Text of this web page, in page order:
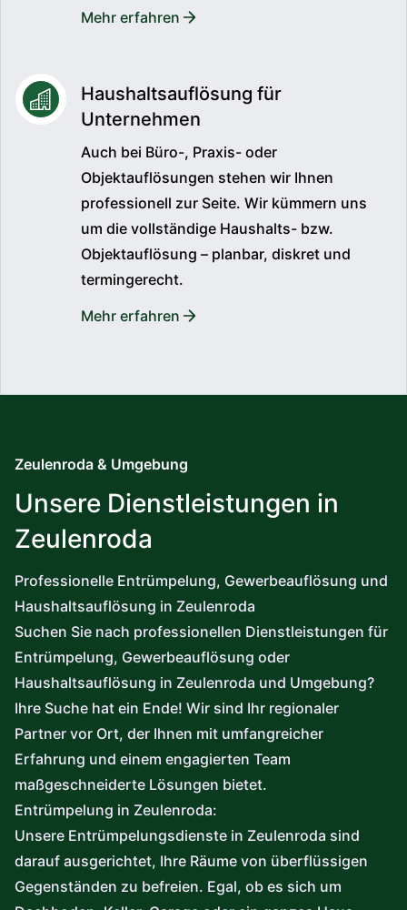
Mehr erfahren
Haushaltsauflösung für
Unternehmen
Auch bei Büro-, Praxis- oder
Objektauflösungen stehen wir Ihnen
professionell zur Seite. Wir kümmern uns
um die vollständige Haushalts- bzw.
Objektauflösung – planbar, diskret und
termingerecht.
Mehr erfahren
Zeulenroda & Umgebung
Unsere Dienstleistungen in
Zeulenroda
Professionelle Entrümpelung, Gewerbeauflösung und
Haushaltsauflösung in Zeulenroda
Suchen Sie nach professionellen Dienstleistungen für
Entrümpelung, Gewerbeauflösung oder
Haushaltsauflösung in Zeulenroda und Umgebung?
Ihre Suche hat ein Ende! Wir sind Ihr regionaler
Partner vor Ort, der Ihnen mit umfangreicher
Erfahrung und einem engagierten Team
maßgeschneiderte Lösungen bietet.
Entrümpelung in Zeulenroda:
Unsere Entrümpelungsdienste in Zeulenroda sind
darauf ausgerichtet, Ihre Räume von überflüssigen
Gegenständen zu befreien. Egal, ob es sich um